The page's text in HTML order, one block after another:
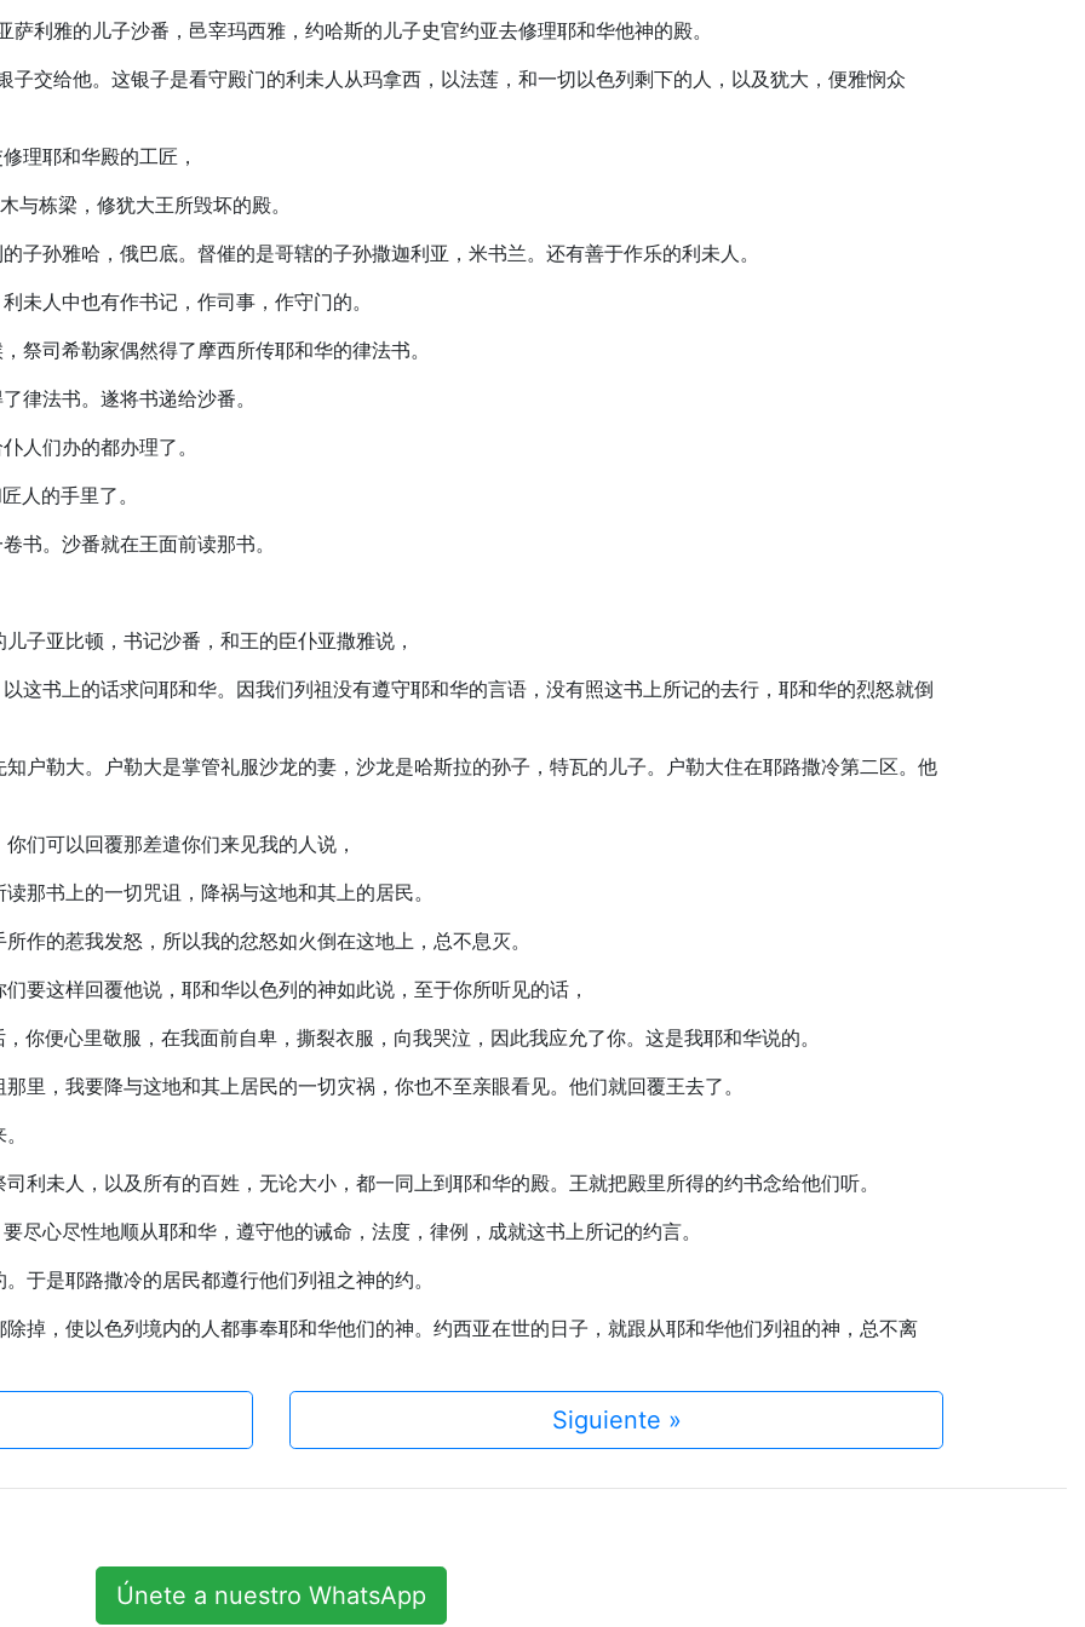
利雅的儿子沙番，邑宰玛西雅，约哈斯的儿子史官约亚去修理耶和华他神的殿。
交给他。这银子是看守殿门的利未人从玛拿西，以法莲，和一切以色列剩下的人，以及犹大，便雅悯众
理耶和华殿的工匠，
与栋梁，修犹大王所毁坏的殿。
子孙雅哈，俄巴底。督催的是哥辖的子孙撒迦利亚，米书兰。还有善于作乐的利未人。
未人中也有作书记，作司事，作守门的。
祭司希勒家偶然得了摩西所传耶和华的律法书。
律法书。遂将书递给沙番。
人们办的都办理了。
人的手里了。
书。沙番就在王面前读那书。
子亚比顿，书记沙番，和王的臣仆亚撒雅说，
这书上的话求问耶和华。因我们列祖没有遵守耶和华的言语，没有照这书上所记的去行，耶和华的烈怒就倒
户勒大。户勒大是掌管礼服沙龙的妻，沙龙是哈斯拉的孙子，特瓦的儿子。户勒大住在耶路撒冷第二区。他
们可以回覆那差遣你们来见我的人说，
那书上的一切咒诅，降祸与这地和其上的居民。
作的惹我发怒，所以我的忿怒如火倒在这地上，总不息灭。
要这样回覆他说，耶和华以色列的神如此说，至于你所听见的话，
你便心里敬服，在我面前自卑，撕裂衣服，向我哭泣，因此我应允了你。这是我耶和华说的。
里，我要降与这地和其上居民的一切灾祸，你也不至亲眼看见。他们就回覆王去了。
利未人，以及所有的百姓，无论大小，都一同上到耶和华的殿。王就把殿里所得的约书念给他们听。
尽心尽性地顺从耶和华，遵守他的诫命，法度，律例，成就这书上所记的约言。
于是耶路撒冷的居民都遵行他们列祖之神的约。
掉，使以色列境内的人都事奉耶和华他们的神。约西亚在世的日子，就跟从耶和华他们列祖的神，总不离
Siguiente »
Únete a nuestro WhatsApp